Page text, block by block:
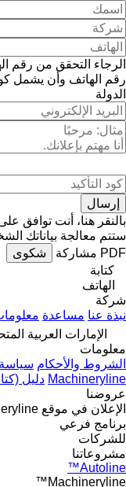
الرجاء التحقق من رقم
رقم الهاتف وأن يشمل
الدولة
بالنقر هنا، أنت توافق
ستتم معالجة بياناتك
PDF مشاركة
شكوى
كتابة
الهاتف
شركة
نبذة عنا مساعدة
الإمارات العربية
معلومات
الشروط والأحكام
Machineryline دليل
عروضنا
الإعلان في موقع Machineryline.
برنامج فرعي
للشركات
مشروعاتنا
Autoline™
Machineryline™